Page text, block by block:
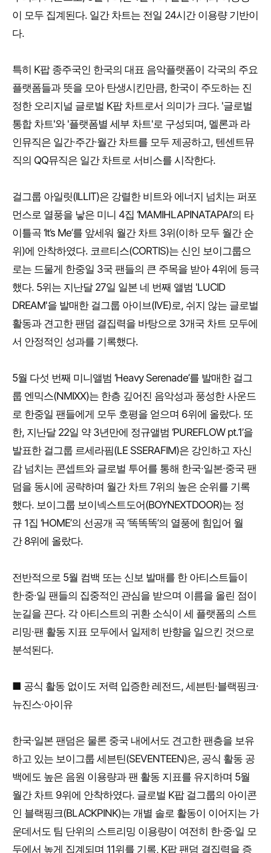
이 모두 집계된다. 일간 차트는 전일 24시간 이용량 기반이
다.
특히 K팝 종주국인 한국의 대표 음악플랫폼이 각국의 주요
플랫폼들과 뜻을 모아 탄생시킨만큼, 한국이 주도하는 진
정한 오리지널 글로벌 K팝 차트로서 의미가 크다. '글로벌
통합 차트'와 '플랫폼별 세부 차트'로 구성되며, 멜론과 라
인뮤직은 일간∙주간∙월간 차트를 모두 제공하고, 텐센트뮤
직의 QQ뮤직은 일간 차트로 서비스를 시작한다.
걸그룹 아일릿(ILLIT)은 강렬한 비트와 에너지 넘치는 퍼포
먼스로 열풍을 낳은 미니 4집 ‘MAMIHLAPINATAPAI’의 타
이틀곡 ‘It’s Me’를 앞세워 월간 차트 3위(이하 모두 월간 순
위)에 안착하였다. 코르티스(CORTIS)는 신인 보이그룹으
로는 드물게 한중일 3국 팬들의 큰 주목을 받아 4위에 등극
했다. 5위는 지난달 27일 일본 네 번째 앨범 'LUCID
DREAM'을 발매한 걸그룹 아이브(IVE)로, 쉬지 않는 글로벌
활동과 견고한 팬덤 결집력을 바탕으로 3개국 차트 모두에
서 안정적인 성과를 기록했다.
5월 다섯 번째 미니앨범 ‘Heavy Serenade’를 발매한 걸그
룹 엔믹스(NMIXX)는 한층 깊어진 음악성과 풍성한 사운드
로 한중일 팬들에게 모두 호평을 얻으며 6위에 올랐다. 또
한, 지난달 22일 약 3년만에 정규앨범 ‘PUREFLOW pt.1’을
발표한 걸그룹 르세라핌(LE SSERAFIM)은 강인하고 자신
감 넘치는 콘셉트와 글로벌 투어를 통해 한국∙일본∙중국 팬
덤을 동시에 공략하며 월간 차트 7위의 높은 순위를 기록
했다. 보이그룹 보이넥스트도어(BOYNEXTDOOR)는 정
규 1집 ‘HOME’의 선공개 곡 ‘똑똑똑’의 열풍에 힘입어 월
간 8위에 올랐다.
전반적으로 5월 컴백 또는 신보 발매를 한 아티스트들이
한∙중∙일 팬들의 집중적인 관심을 받으며 이름을 올린 점이
눈길을 끈다. 각 아티스트의 귀환 소식이 세 플랫폼의 스트
리밍∙팬 활동 지표 모두에서 일제히 반향을 일으킨 것으로
분석된다.
■ 공식 활동 없이도 저력 입증한 레전드, 세븐틴∙블랙핑크∙
뉴진스∙아이유
한국∙일본 팬덤은 물론 중국 내에서도 견고한 팬층을 보유
하고 있는 보이그룹 세븐틴(SEVENTEEN)은, 공식 활동 공
백에도 높은 음원 이용량과 팬 활동 지표를 유지하며 5월
월간 차트 9위에 안착하였다. 글로벌 K팝 걸그룹의 아이콘
인 블랙핑크(BLACKPINK)는 개별 솔로 활동이 이어지는 가
운데서도 팀 단위의 스트리밍 이용량이 여전히 한∙중∙일 모
두에서 높게 집계되며 11위를 기록, K팝 팬덤 결집력을 증